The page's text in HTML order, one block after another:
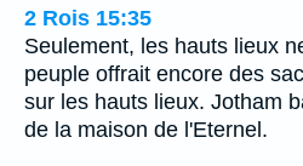
2 Rois 15:35
Seulement, les hauts lieux
peuple offrait encore des
sur les hauts lieux. Jotham
de la maison de l'Eternel.